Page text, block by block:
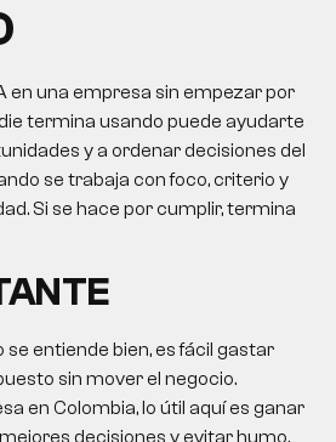
en una empresa sin empezar por
termina usando puede ayudarte
y a ordenar decisiones del
se trabaja con foco, criterio y
Si se hace por cumplir, termina
se entiende bien, es fácil gastar
sin mover el negocio.
en Colombia, lo útil aquí es ganar
decisiones y evitar humo.